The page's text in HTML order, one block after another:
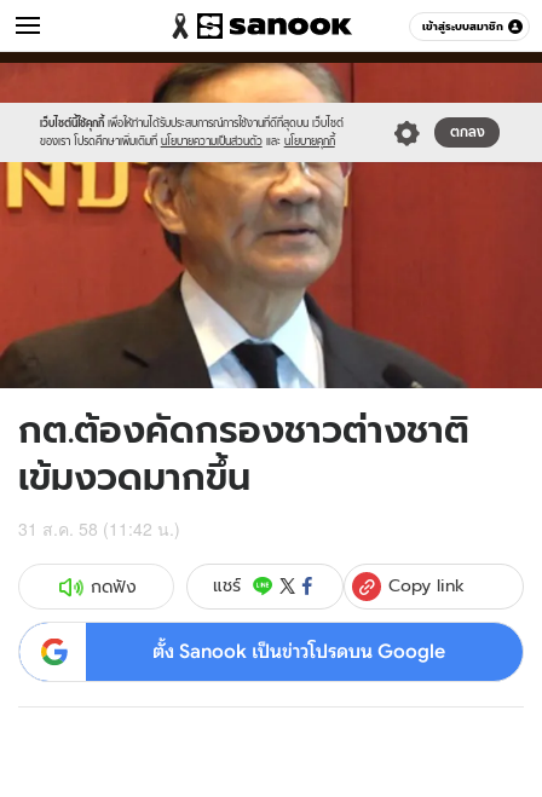
เข้าสู่ระบบสมาชิก
ข่าว หมวดอื่นๆ
เว็บไซต์นี้ใช้คุกกี้ เพื่อให้ท่านได้รับประสบการณ์การใช้งานที่ดีที่สุดบน เว็บไซต์
ของเรา โปรดศึกษาเพิ่มเติมที่ นโยบายความเป็นส่วนตัว และ นโยบายคุกกี้
ตกลง
//s.isanook.com/sr/0/images/logo-
new-
sanook.png
//s.isanook.com/ns/0/ud/371/1857182/642659-
01.jpg
กต.ต้องคัดกรองชาวต่างชาติ
เข้มงวดมากขึ้น
31 ส.ค. 58 (11:42 น.)
กดฟัง แชร์ Copy link
ตั้ง Sanook เป็นข่าวโปรดบน Google